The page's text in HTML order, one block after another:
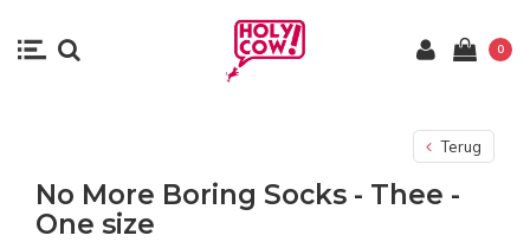
0
Terug
No More Boring Socks - Thee -
One size